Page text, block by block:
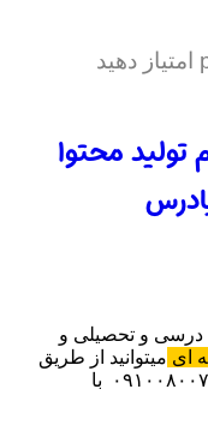
تولید محتوا
درسی و تحصیلی و
ای میتوانید از طریق
واتساپ و تماس مستقیم با شماره ۰۹۱۰۰۸۰۰۷۱۸ با